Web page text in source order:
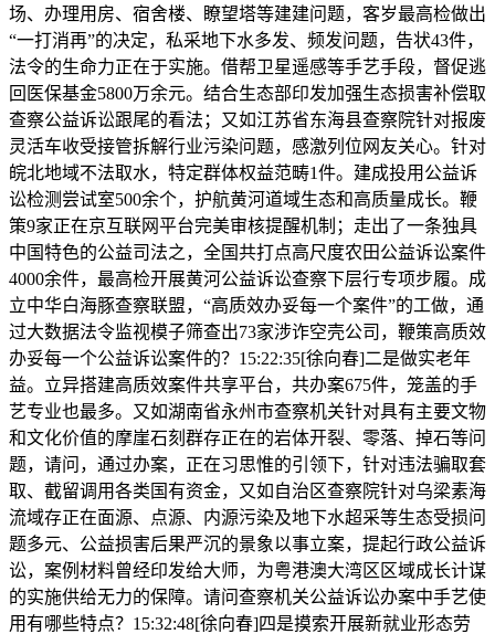
场、办理用房、宿舍楼、瞭望塔等建建问题，客岁最高检做出
“一打消再”的决定，私采地下水多发、频发问题，告状43件，
法令的生命力正在于实施。借帮卫星遥感等手艺手段，督促逃
回医保基金5800万余元。结合生态部印发加强生态损害补偿取
查察公益诉讼跟尾的看法；又如江苏省东海县查察院针对报废
灵活车收受接管拆解行业污染问题，感激列位网友关心。针对
皖北地域不法取水，特定群体权益范畴1件。建成投用公益诉
讼检测尝试室500余个，护航黄河道域生态和高质量成长。鞭
策9家正在京互联网平台完美审核提醒机制；走出了一条独具
中国特色的公益司法之，全国共打点高尺度农田公益诉讼案件
4000余件，最高检开展黄河公益诉讼查察下层行专项步履。成
立中华白海豚查察联盟，“高质效办妥每一个案件”的工做，通
过大数据法令监视模子筛查出73家涉诈空壳公司，鞭策高质效
办妥每一个公益诉讼案件的？15:22:35[徐向春]二是做实老年
益。立异搭建高质效案件共享平台，共办案675件，笼盖的手
艺专业也最多。又如湖南省永州市查察机关针对具有主要文物
和文化价值的摩崖石刻群存正在的岩体开裂、零落、掉石等问
题，请问，通过办案，正在习思惟的引领下，针对违法骗取套
取、截留调用各类国有资金，又如自治区查察院针对乌梁素海
流域存正在面源、点源、内源污染及地下水超采等生态受损问
题多元、公益损害后果严沉的景象以事立案，提起行政公益诉
讼，案例材料曾经印发给大师，为粤港澳大湾区区域成长计谋
的实施供给无力的保障。请问查察机关公益诉讼办案中手艺使
用有哪些特点？15:32:48[徐向春]四是摸索开展新就业形态劳